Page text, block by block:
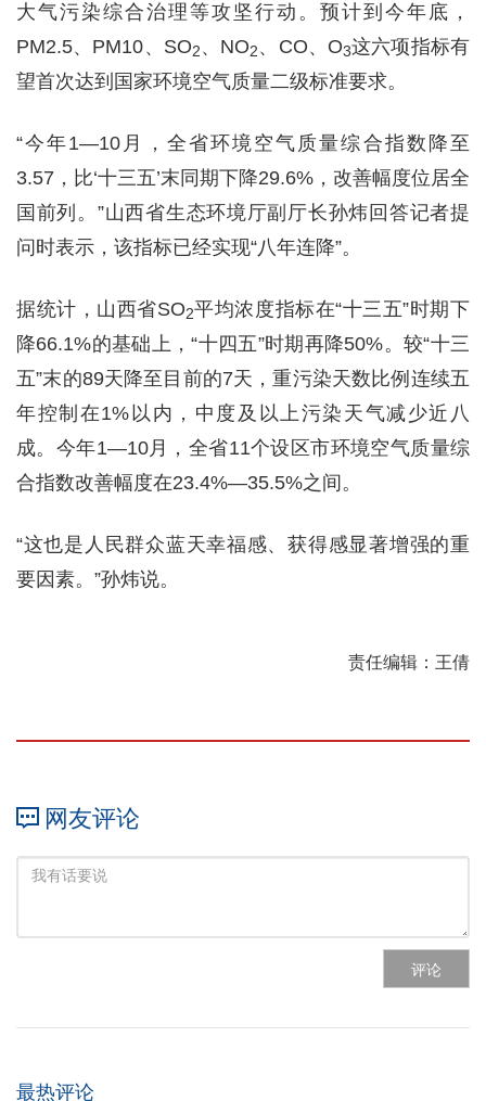
大气污染综合治理等攻坚行动。预计到今年底，
PM2.5、PM10、SO2 、NO2 、CO、O3这六项指标有
望首次达到国家环境空气质量二级标准要求。
“今年1—10月，全省环境空气质量综合指数降至
3.57，比‘十三五’末同期下降29.6%，改善幅度位居全
国前列。”山西省生态环境厅副厅长孙炜回答记者提
问时表示，该指标已经实现“八年连降”。
据统计，山西省SO2平均浓度指标在“十三五”时期下
降66.1%的基础上，“十四五”时期再降50%。较“十三
五”末的89天降至目前的7天，重污染天数比例连续五
年控制在1%以内，中度及以上污染天气减少近八
成。今年1—10月，全省11个设区市环境空气质量综
合指数改善幅度在23.4%—35.5%之间。
“这也是人民群众蓝天幸福感、获得感显著增强的重
要因素。”孙炜说。
责任编辑：王倩
网友评论
评论
最热评论